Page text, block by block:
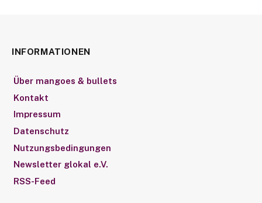
INFORMATIONEN
Über mangoes & bullets
Kontakt
Impressum
Datenschutz
Nutzungsbedingungen
Newsletter glokal e.V.
RSS-Feed